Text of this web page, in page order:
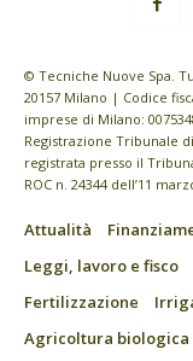
© Tecniche Nuove Spa.
20157 Milano | Codice
imprese di Milano:
Registrazione Tribunale
registrata presso il
ROC n. 24344 dell’11
Attualità
Leggi, lavoro e fisco
Fertilizzazione
Agricoltura biologica